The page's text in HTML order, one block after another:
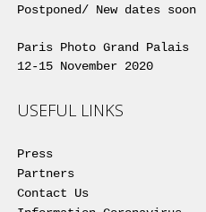
Postponed/ New dates soon
Paris Photo Grand Palais
12-15 November 2020
USEFUL LINKS
Press
Partners
Contact Us